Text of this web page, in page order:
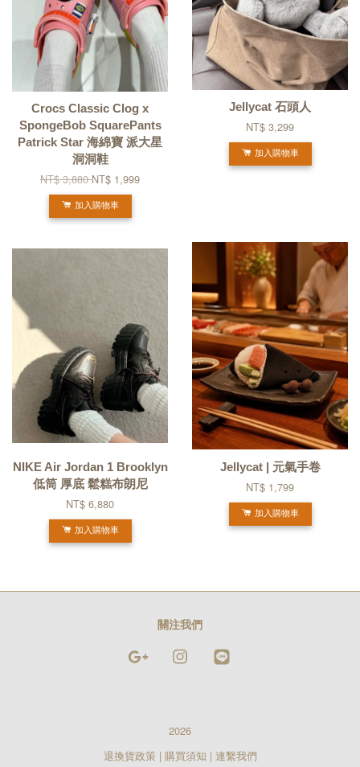
Crocs Classic Clog x
SpongeBob SquarePants
Patrick Star 海綿寶 派大星
洞洞鞋
NT$ 3,880NT$ 1,999
加入購物車
Jellycat 石頭人
NT$ 3,299
加入購物車
NIKE Air Jordan 1 Brooklyn
低筒 厚底 鬆糕布朗尼
NT$ 6,880
加入購物車
Jellycat | 元氣手卷
NT$ 1,799
加入購物車
關注我們
Google Instagram
2026
退換貨政策 | 購買須知 | 連繫我們